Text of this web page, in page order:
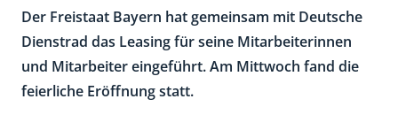
Der Freistaat Bayern hat gemeinsam mit Deutsche
Dienstrad das Leasing für seine Mitarbeiterinnen
und Mitarbeiter eingeführt. Am Mittwoch fand die
feierliche Eröffnung statt.